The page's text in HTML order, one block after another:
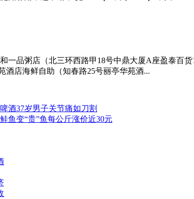
一品粥店（北三环西路甲18号中鼎大厦A座盈泰百
酒店海鲜自助（知春路25号丽亭华苑酒...
酒37岁男子关节痛如刀割
鱼变“贵”鱼每公斤涨价近30元